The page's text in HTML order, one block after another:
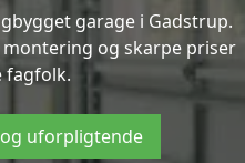
garage i Gadstrup.
og skarpe priser
fagfolk.
uforpligtende